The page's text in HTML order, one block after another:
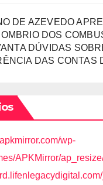
DE AZEVEDO
DOS
DÚVIDAS
DAS CONTAS
wp-
APKMirror/